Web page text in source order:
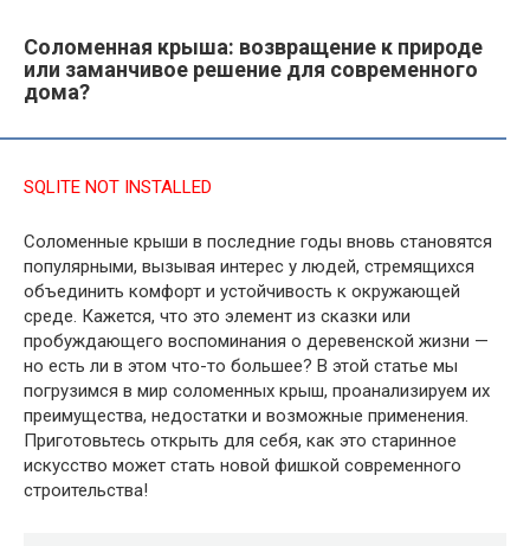
Соломенная крыша: возвращение к природе
или заманчивое решение для современного
дома?
SQLITE NOT INSTALLED
Соломенные крыши в последние годы вновь становятся
популярными, вызывая интерес у людей, стремящихся
объединить комфорт и устойчивость к окружающей
среде. Кажется, что это элемент из сказки или
пробуждающего воспоминания о деревенской жизни —
но есть ли в этом что-то большее? В этой статье мы
погрузимся в мир соломенных крыш, проанализируем их
преимущества, недостатки и возможные применения.
Приготовьтесь открыть для себя, как это старинное
искусство может стать новой фишкой современного
строительства!